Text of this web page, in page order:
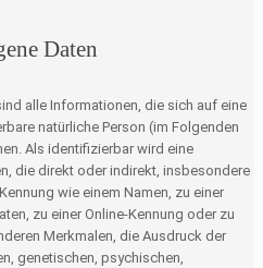
Daten
alle Informationen, die sich auf eine
natürliche Person (im Folgenden
Als identifizierbar wird eine
die direkt oder indirekt, insbesondere
wie einem Namen, zu einer
zu einer Online-Kennung oder zu
Merkmalen, die Ausdruck der
genetischen, psychischen,